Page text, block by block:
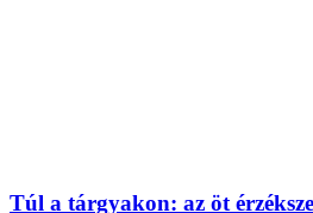
Túl a tárgyakon: az öt